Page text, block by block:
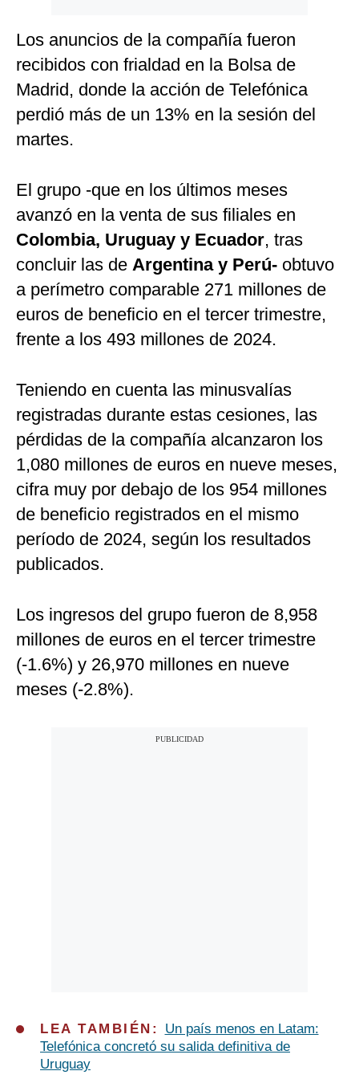
Los anuncios de la compañía fueron
recibidos con frialdad en la Bolsa de
Madrid, donde la acción de Telefónica
perdió más de un 13% en la sesión del
martes.
El grupo -que en los últimos meses
avanzó en la venta de sus filiales en
Colombia, Uruguay y Ecuador, tras
concluir las de Argentina y Perú- obtuvo
a perímetro comparable 271 millones de
euros de beneficio en el tercer trimestre,
frente a los 493 millones de 2024.
Teniendo en cuenta las minusvalías
registradas durante estas cesiones, las
pérdidas de la compañía alcanzaron los
1,080 millones de euros en nueve meses,
cifra muy por debajo de los 954 millones
de beneficio registrados en el mismo
período de 2024, según los resultados
publicados.
Los ingresos del grupo fueron de 8,958
millones de euros en el tercer trimestre
(-1.6%) y 26,970 millones en nueve
meses (-2.8%).
LEA TAMBIÉN: Un país menos en Latam:
Telefónica concretó su salida definitiva de
Uruguay